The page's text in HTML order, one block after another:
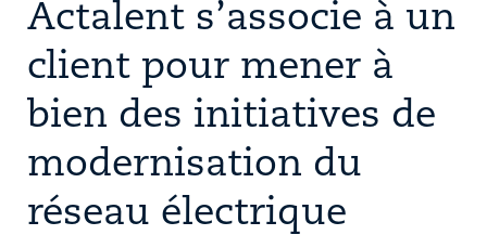
Actalent s’associe à un
client pour mener à
bien des initiatives de
modernisation du
réseau électrique